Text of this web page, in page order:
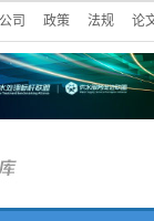
司 政策 法规 论